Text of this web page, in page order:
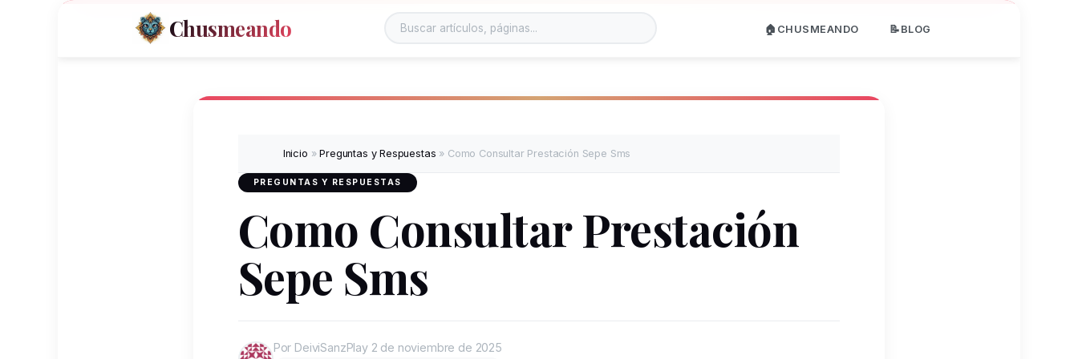
Chusmeando 🏠CHUSMEANDO 📝BLOG
Inicio »Preguntas y Respuestas » Como Consultar Prestación Sepe Sms
PREGUNTAS Y RESPUESTAS
Como Consultar Prestación
Sepe Sms
Por DeiviSanzPlay 2 de noviembre de 2025